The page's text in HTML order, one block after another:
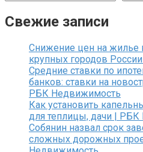
Свежие записи
Снижение цен на жилье
крупных городов
Средние ставки по
банков: ставки на
РБК Недвижимость
Как установить
для теплицы, дачи |
Собянин назвал срок
сложных дорожных